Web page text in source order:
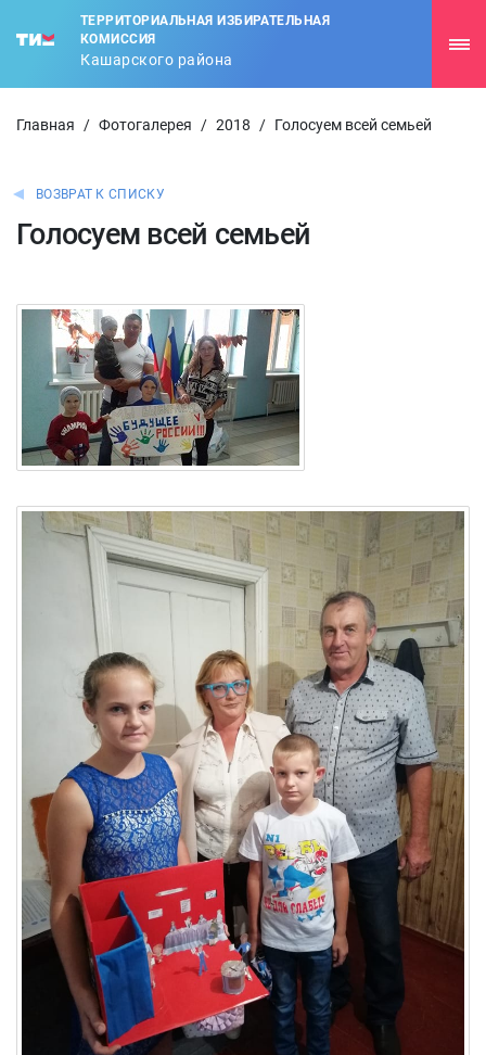
ТЕРРИТОРИАЛЬНАЯ ИЗБИРАТЕЛЬНАЯ
КОМИССИЯ
Кашарского района
Главная / Фотогалерея / 2018 / Голосуем всей семьей
ВОЗВРАТ К СПИСКУ
Голосуем всей семьей